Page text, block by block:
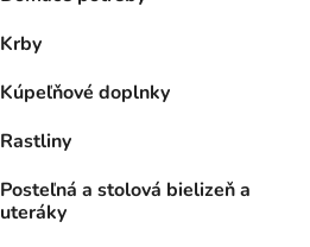
Krby
Kúpeľňové doplnky
Rastliny
Posteľná a stolová bielizeň a
uteráky